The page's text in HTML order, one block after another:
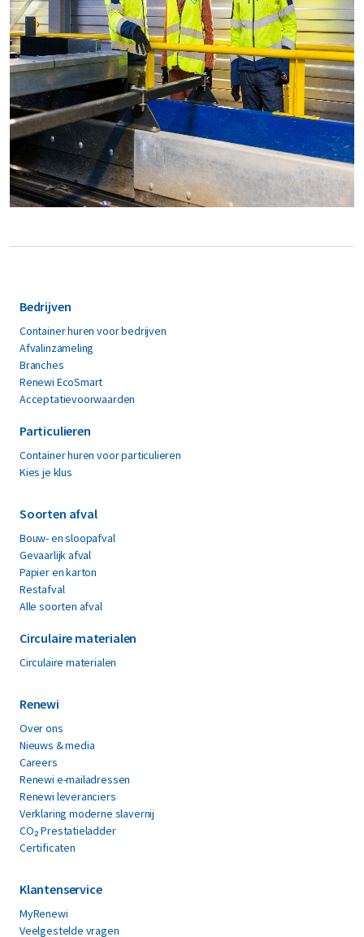
Bedrijven
Container huren voor bedrijven
Afvalinzameling
Branches
Renewi EcoSmart
Acceptatievoorwaarden
Particulieren
Container huren voor particulieren
Kies je klus
Soorten afval
Bouw- en sloopafval
Gevaarlijk afval
Papier en karton
Restafval
Alle soorten afval
Circulaire materialen
Circulaire materialen
Renewi
Over ons
Nieuws & media
Careers
Renewi e-mailadressen
Renewi leveranciers
Verklaring moderne slavernij
CO₂ Prestatieladder
Certificaten
Klantenservice
MyRenewi
Veelgestelde vragen